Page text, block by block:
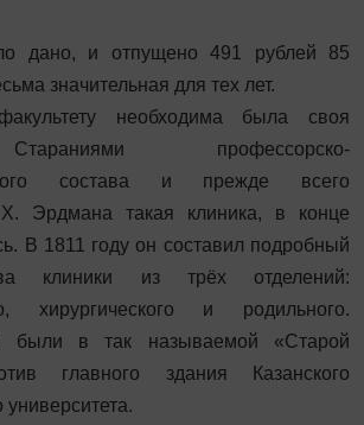
дано, и отпущено 491 рублей 85
значительная для тех лет.
необходима была своя
профессорско-
состава и прежде всего
Эрдмана такая клиника, в конце
В 1811 году он составил по­дробный
клиники из трёх отделений:
хирургического и родильного.
были в так называемой «Старой
главного здания Казанского
университета.